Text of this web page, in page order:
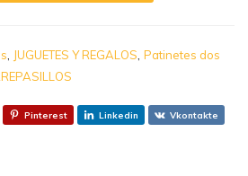
, JUGUETES Y REGALOS, Patinetes dos
Pinterest Linkedin Vkontakte